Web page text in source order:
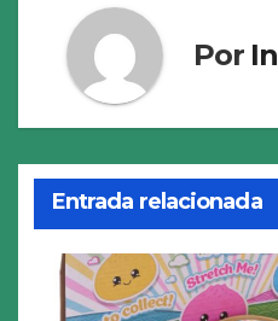
Por
Entrada relacionada